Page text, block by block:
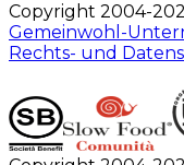
Copyright 2004-
Gemeinwohl-
Rechts- und